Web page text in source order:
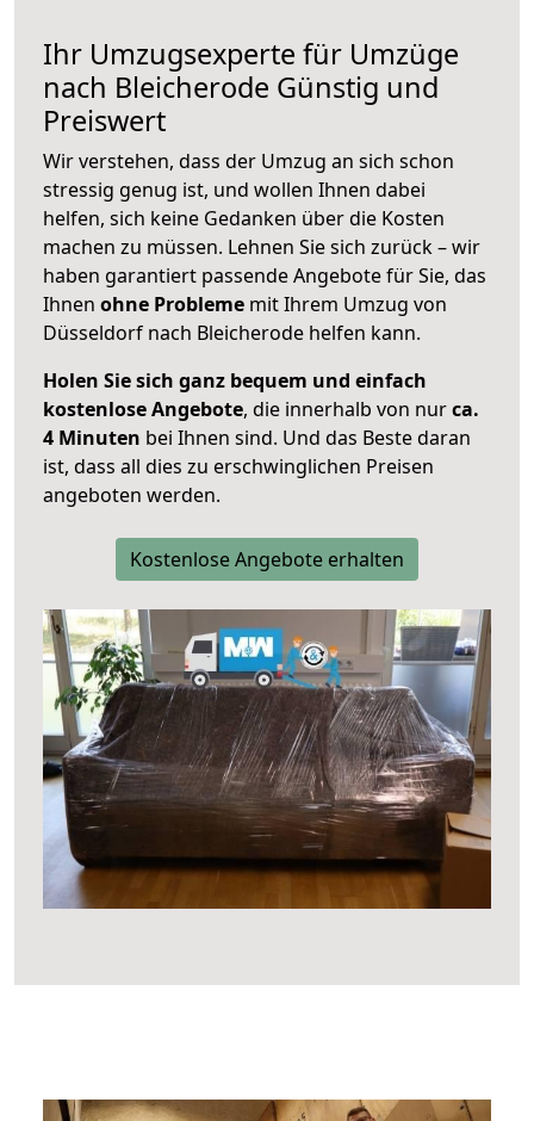
Ihr Umzugsexperte für Umzüge
nach Bleicherode Günstig und
Preiswert
Wir verstehen, dass der Umzug an sich schon
stressig genug ist, und wollen Ihnen dabei
helfen, sich keine Gedanken über die Kosten
machen zu müssen. Lehnen Sie sich zurück – wir
haben garantiert passende Angebote für Sie, das
Ihnen ohne Probleme mit Ihrem Umzug von
Düsseldorf nach Bleicherode helfen kann.
Holen Sie sich ganz bequem und einfach
kostenlose Angebote, die innerhalb von nurca.
4 Minuten bei Ihnen sind. Und das Beste daran
ist, dass all dies zu erschwinglichen Preisen
angeboten werden.
Kostenlose Angebote erhalten